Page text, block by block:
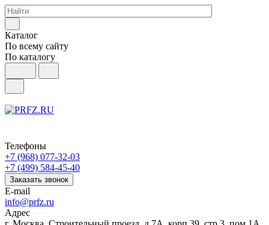
Каталог
По всему сайту
По каталогу
Телефоны
+7 (968) 077-32-03
+7 (499) 584-45-40
Заказать звонок
E-mail
info@prfz.ru
Адрес